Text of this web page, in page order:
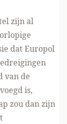
zijn al
dat Europol
van de
is,
zou dan zijn